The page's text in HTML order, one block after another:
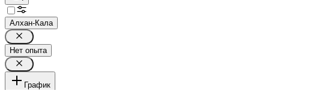
Алхан-Кала
Нет опыта
График